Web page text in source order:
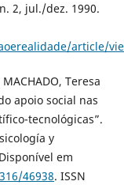
2, jul./dez. 1990.
article/
Teresa
apoio social nas
tecnológicas”.
y
em
46938. ISSN